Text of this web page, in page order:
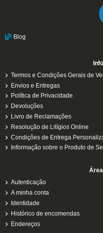
Blog
Termos e Condições Gerais de
Envios e Entregas
Política de Privacidade
Devoluções
Livro de Reclamações
Resolução de Litígios Online
Condições de Entrega
Informação sobre o Produto de
Autenticação
A minha conta
Identidade
Histórico de encomendas
Endereços